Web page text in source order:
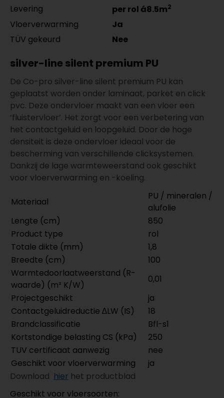
Levering
per rol á8.5m2
Vloerverwarming
Ja
TÜV gekeurd
Nee
silver-line silent premium PU
De Co-pro silver-line silent premium PU kan
geplaatst worden onder laminaat, parket en click
pvc. Deze ondervloer maakt van een vloer een
‘fluistervloer’. Het zorgt voor een verbetering van
het contactgeluid en loopgeluid. Door de hoge
densiteit is deze ondervloer ideaal voor de
bescherming van verschillende clicksystemen.
Dankzij de lage warmteweerstand ook geschikt
voor vloerverwarming en -koeling.
Materiaal
PU / mineralen /
alufolie
Lengte (cm)
850
Product type
rol
Totale dikte (mm)
1,8
Breedte (cm)
100
Warmtedoorlaatweerstand (R-
waarde) (m² K/W)
0,01
Projectgeschikt
ja
Contactgeluidreductie ∆LW (IS)
18
Brandclassificatie
Bfl-s1
Kortstondige belasting CS (kPa)
250
TUV certificaat aanwezig
nee
Geschikt voor vloerverwarming
ja
Download hier het productblad
Geschikt voor vloersoorten: